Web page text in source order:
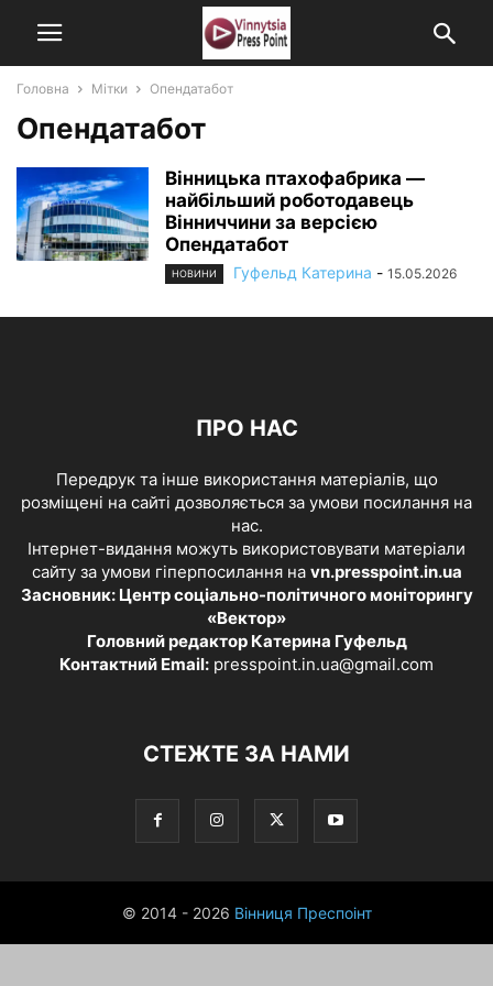
Головна Мітки Опендатабот
Опендатабот
Вінницька птахофабрика —
найбільший роботодавець
Вінниччини за версією
Опендатабот
НОВИНИ Гуфельд Катерина - 15.05.2026
ПРО НАС
Передрук та інше використання матеріалів, що
розміщені на сайті дозволяється за умови посилання на
нас.
Інтернет-видання можуть використовувати матеріали
сайту за умови гіперпосилання на vn.presspoint.in.ua
Засновник: Центр соціально-політичного моніторингу
«Вектор»
Головний редактор Катерина Гуфельд
Контактний Email: presspoint.in.ua@gmail.com
СТЕЖТЕ ЗА НАМИ
© 2014 - 2026 Вінниця Преспоінт